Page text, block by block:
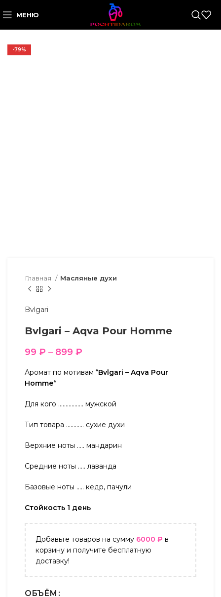
МЕНЮ
-79%
Главная Масляные духи
Bvlgari
Bvlgari – Aqva Pour Homme
99 ₽ – 899 ₽
Аромат по мотивам “Bvlgari – Aqva Pour
Homme“
Для кого …………….. мужской
Тип товара ………… сухие духи
Верхние ноты ….. мандарин
Средние ноты ….. лаванда
Базовые ноты ….. кедр, пачули
Стойкость 1 день
Добавьте товаров на сумму 6000 ₽ в
корзину и получите бесплатную
доставку!
ОБЪЁМ